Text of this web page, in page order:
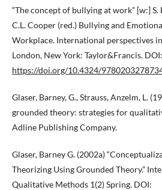
“The concept of bullying at work” [w:] S.
C.L. Cooper (red.) Bullying and
Workplace. International perspectives
London, New York: Taylor&Francis. DOI:
https://doi.org/10.4324/
Glaser, Barney, G., Strauss, Anzelm, L.
grounded theory: strategies for
Adline Publishing Company.
Glaser, Barney G. (2002a)
Theorizing Using Grounded Theory.”
Qualitative Methods 1(2) Spring. DOI: